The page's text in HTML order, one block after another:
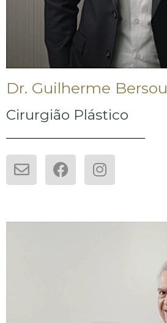
Dr. Guilherme Bersou
Cirurgião Plástico